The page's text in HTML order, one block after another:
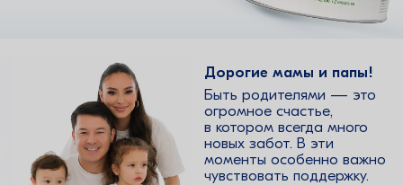
Дорогие мамы и папы!
Быть родителями — это
огромное счастье,
в котором всегда много
новых забот. В эти
моменты особенно важно
чувствовать поддержку.